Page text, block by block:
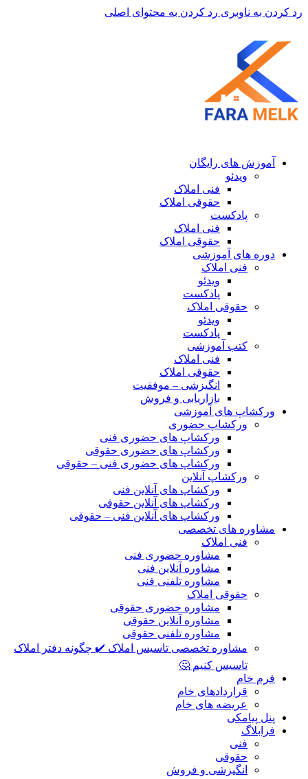
رد کردن به ناوبری رد کردن به محتوای اصلی
آموزش های رایگان
ویدئو
فنی املاک
حقوقی املاک
پادکست
فنی املاک
حقوقی املاک
دوره های آموزشی
فنی املاک
ویدئو
پادکست
حقوقی املاک
ویدئو
پادکست
کتب آموزشی
فنی املاک
حقوقی املاک
انگیزشی – موفقیت
بازاریابی و فروش
ورکشاپ های آموزشی
ورکشاپ حضوری
ورکشاپ های حضوری فنی
ورکشاپ های حضوری حقوقی
ورکشاپ های حضوری فنی – حقوقی
ورکشاپ آنلاین
ورکشاپ های آنلاین فنی
ورکشاپ های آنلاین حقوقی
ورکشاپ های آنلاین فنی – حقوقی
مشاوره های تخصصی
فنی املاک
مشاوره حضوری فنی
مشاوره آنلاین فنی
مشاوره تلفنی فنی
حقوقی املاک
مشاوره حضوری حقوقی
مشاوره آنلاین حقوقی
مشاوره تلفنی حقوقی
مشاوره تخصصی تاسیس املاک ✔️ چگونه دفتر املاک
تاسیس کنیم 🤔
فرم خام
قراردادهای خام
عریضه های خام
پنل پیامکی
فرابلاگ
فنی
حقوقی
انگیزشی و فروش